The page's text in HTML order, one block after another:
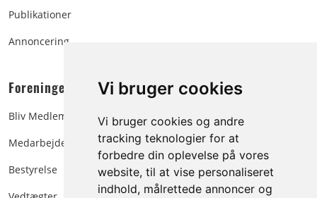
Vi bruger cookies
Vi bruger cookies og andre
tracking teknologier for at
forbedre din oplevelse på vores
website, til at vise personaliseret
indhold, målrettede annoncer og
Publikationer
Annoncering
Foreningen:
Bliv Medlem
Medarbejdere
Bestyrelse